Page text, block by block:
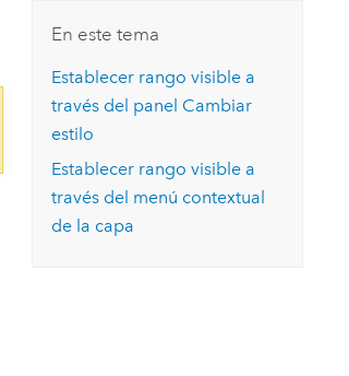
En este tema
Establecer rango visible a
través del panel Cambiar
estilo
Establecer rango visible a
través del menú contextual
de la capa